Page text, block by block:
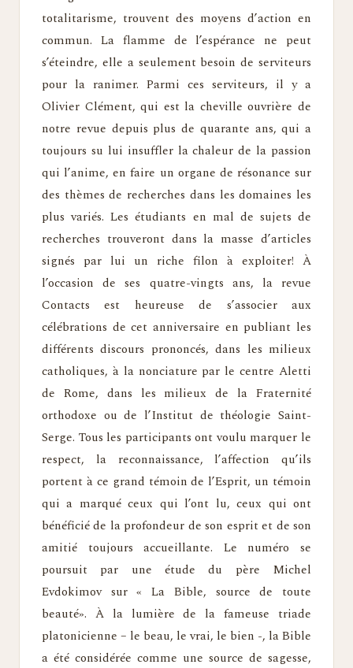
totalitarisme, trouvent des moyens d’action en
commun. La flamme de l’espérance ne peut
s’éteindre, elle a seulement besoin de serviteurs
pour la ranimer. Parmi ces serviteurs, il y a
Olivier Clément, qui est la cheville ouvrière de
notre revue depuis plus de quarante ans, qui a
toujours su lui insuffler la chaleur de la passion
qui l’anime, en faire un organe de résonance sur
des thèmes de recherches dans les domaines les
plus variés. Les étudiants en mal de sujets de
recherches trouveront dans la masse d’articles
signés par lui un riche filon à exploiter! À
l’occasion de ses quatre-vingts ans, la revue
Contacts est heureuse de s’associer aux
célébrations de cet anniversaire en publiant les
différents discours prononcés, dans les milieux
catholiques, à la nonciature par le centre Aletti
de Rome, dans les milieux de la Fraternité
orthodoxe ou de l’Institut de théologie Saint-
Serge. Tous les participants ont voulu marquer le
respect, la reconnaissance, l’affection qu’ils
portent à ce grand témoin de l’Esprit, un témoin
qui a marqué ceux qui l’ont lu, ceux qui ont
bénéficié de la profondeur de son esprit et de son
amitié toujours accueillante. Le numéro se
poursuit par une étude du père Michel
Evdokimov sur « La Bible, source de toute
beauté». À la lumière de la fameuse triade
platonicienne – le beau, le vrai, le bien -, la Bible
a été considérée comme une source de sagesse,